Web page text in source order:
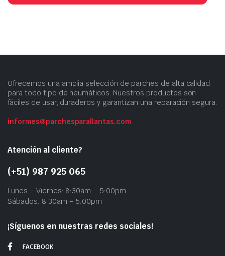
Ofrecemos una amplia selección de parches de alta calidad
para todo tipo de neumáticos. Nuestros productos son
fáciles de usar, duraderos y garantizan una reparación segura.
informes@parchesparallantas.com
Atención al cliente?
(+51) 987 925 065
Lunes – Viernes: 8:30am – 5:00pm
Sábados: 8:30am – 5:00pm
¡Síguenos en nuestras redes sociales!
FACEBOOK